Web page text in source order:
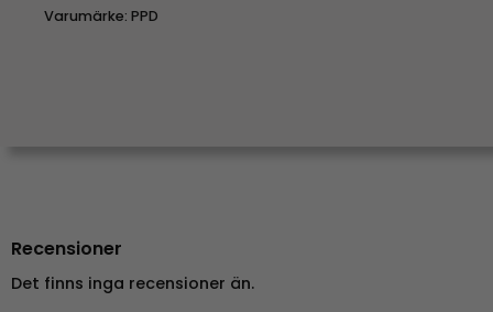
Varumärke: PPD
Recensioner
Det finns inga recensioner än.